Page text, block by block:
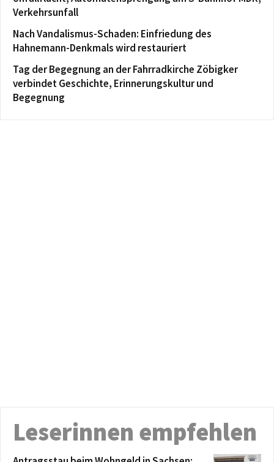
Verkehrsunfall
Nach Vandalismus-Schaden: Einfriedung des
Hahnemann-Denkmals wird restauriert
Tag der Begegnung an der Fahrradkirche Zöbigker
verbindet Geschichte, Erinnerungskultur und
Begegnung
Leserinnen empfehlen